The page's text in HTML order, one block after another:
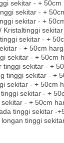
sekitar - +
sekitar - +
sekitar - +
sekitar - +
- + 50cm
sekitar - + 50cm
sekitar - +
tinggi sekitar - +
sekitar - + 50cm
sekitar - +
- + 50cm
tinggi sekitar -
tinggi